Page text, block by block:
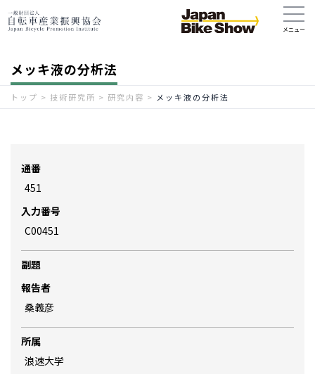
メッキ液の分析法
トップ > 技術研究所 > 研究内容 > メッキ液の分析法
通番
451
入力番号
C00451
副題
報告者
桑義彦
所属
浪速大学